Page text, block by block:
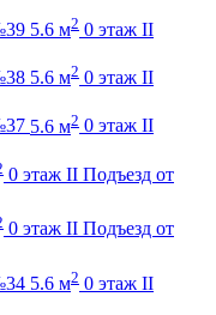
5.6 м2 0 этаж II
5.6 м2 0 этаж II
5.6 м2 0 этаж II
0 этаж II Подъезд от
0 этаж II Подъезд от
5.6 м2 0 этаж II